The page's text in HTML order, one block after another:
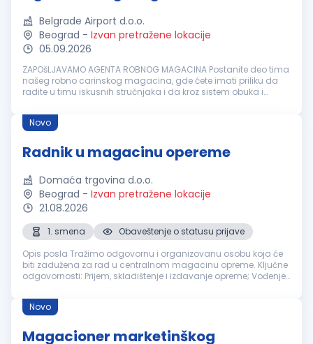
Belgrade Airport d.o.o.
Beograd - Izvan pretražene lokacije
05.09.2026
ZAPOšLJAVAMO AGENTA ROBNOG MAGACINA Postanite deo tima
našeg robno carinskog magacina, gde ćete imati priliku da
radite u timu iskusnih stručnjaka i da kroz sistem obuka i
svih bezbednosnih p...
Novo
Radnik u magacinu opereme
Domaća trgovina d.o.o.
Beograd - Izvan pretražene lokacije
21.08.2026
1. smena
Obaveštenje o statusu prijave
Opis posla Tražimo odgovornu i organizovanu osobu koja će
biti zadužena za rad u centralnom magacinu opreme. Ključne
odgovornosti: Prijem, skladištenje i izdavanje opreme; Vođenje
opreme; O...
Novo
Magacioner marketinškog